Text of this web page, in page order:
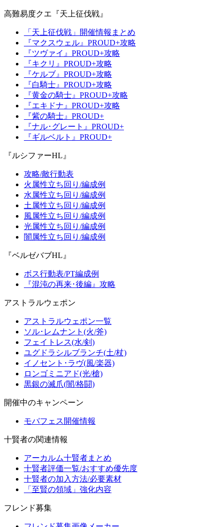
高難易度クエ『天上征伐戦』
「天上征伐戦」開催情報まとめ
『マクスウェル』PROUD+攻略
『ツヴァイ』PROUD+攻略
『キクリ』PROUD+攻略
『ケルブ』PROUD+攻略
『白騎士』PROUD+攻略
『黄金の騎士』PROUD+攻略
『エキドナ』PROUD+攻略
『紫の騎士』PROUD+
『ナル･グレート』PROUD+
『ギルベルト』PROUD+
『ルシファーHL』
攻略/敵行動表
火属性立ち回り/編成例
水属性立ち回り/編成例
土属性立ち回り/編成例
風属性立ち回り/編成例
光属性立ち回り/編成例
闇属性立ち回り/編成例
『ベルゼバブHL』
ボス行動表/PT編成例
『混沌の再来･後編』攻略
アストラルウェポン
アストラルウェポン一覧
ソル･レムナント(火/斧)
フェイトレス(水/剣)
ユグドラシルブランチ(土/杖)
イノセント･ラヴ(風/楽器)
ロンゴミニアド(光/槍)
黒銀の滅爪(闇/格闘)
開催中のキャンペーン
モバフェス開催情報
十賢者の関連情報
アーカルム十賢者まとめ
十賢者評価一覧/おすすめ優先度
十賢者の加入方法/必要素材
「至賢の領域」強化内容
フレンド募集